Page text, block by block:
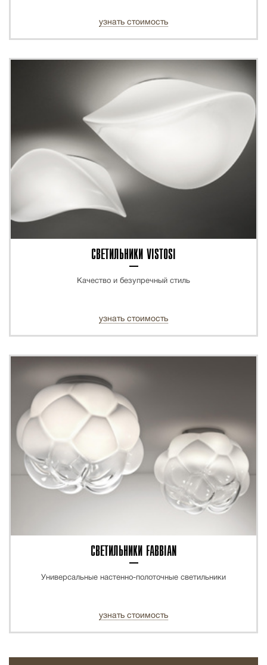
узнать стоимость
СВЕТИЛЬНИКИ VISTOSI
Качество и безупречный стиль
узнать стоимость
СВЕТИЛЬНИКИ FABBIAN
Универсальные настенно-полоточные светильники
узнать стоимость